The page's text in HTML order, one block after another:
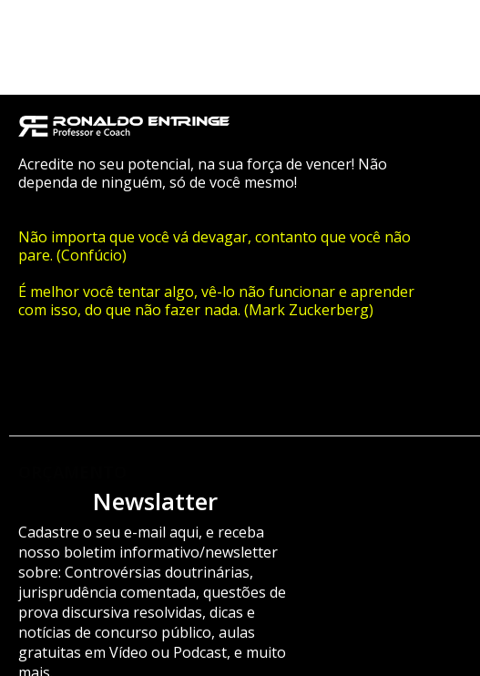
Acredite no seu potencial, na sua força de vencer! Não
dependa de ninguém, só de você mesmo!
Não importa que você vá devagar, contanto que você não
pare. (Confúcio)
É melhor você tentar algo, vê-lo não funcionar e aprender
com isso, do que não fazer nada. (Mark Zuckerberg)
Newslatter
Cadastre o seu e-mail aqui, e receba
nosso boletim informativo/newsletter
sobre: Controvérsias doutrinárias,
jurisprudência comentada, questões de
prova discursiva resolvidas, dicas e
notícias de concurso público, aulas
gratuitas em Vídeo ou Podcast, e muito